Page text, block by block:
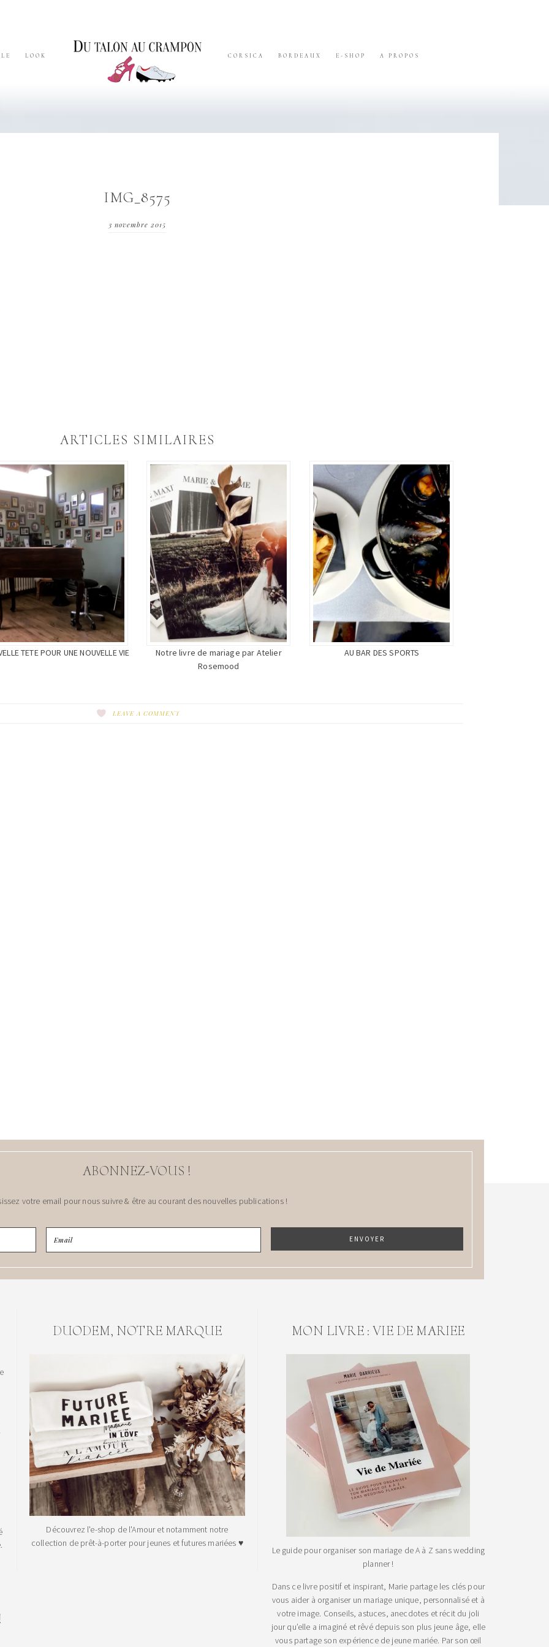
LOOK CORSICA BORDEAUX E-SHOP A PROPOS
IMG_8575
3 novembre 2015
ARTICLES SIMILAIRES
TETE POUR UNE NOUVELLE VIE
Notre livre de mariage par Atelier
Rosemood
AU BAR DES SPORTS
LEAVE A COMMENT
ABONNEZ-VOUS !
votre email pour nous suivre & être au courant des nouvelles publications !
DUODEM, NOTRE MARQUE
Découvrez l'e-shop de l'Amour et notamment notre
collection de prêt-à-porter pour jeunes et futures mariées ♥
MON LIVRE : VIE DE MARIEE
Le guide pour organiser son mariage de A à Z sans wedding
planner !
Dans ce livre positif et inspirant, Marie partage les clés pour
vous aider à organiser un mariage unique, personnalisé et à
votre image. Conseils, astuces, anecdotes et récit du joli
jour qu’elle a imaginé et rêvé depuis son plus jeune âge, elle
vous partage son expérience de jeune mariée. Par son œil